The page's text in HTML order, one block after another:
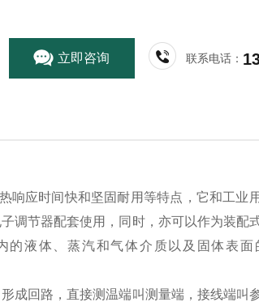
立即咨询 联系电话：
响应时间快和坚固耐用等特点，它和工业
调节器配套使用，同时，亦可以作为装配
液体、蒸汽和气体介质以及固体表面
成回路，直接测温端叫测量端，接线端叫